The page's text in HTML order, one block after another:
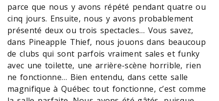
parce que nous y avons répété pendant quatre ou
cinq jours. Ensuite, nous y avons probablement
présenté deux ou trois spectacles… Vous savez,
dans Pineapple Thief, nous jouons dans beaucoup
de clubs qui sont parfois vraiment sales et funky
avec une toilette, une arrière-scène horrible, rien
ne fonctionne… Bien entendu, dans cette salle
magnifique à Québec tout fonctionne, c’est comme